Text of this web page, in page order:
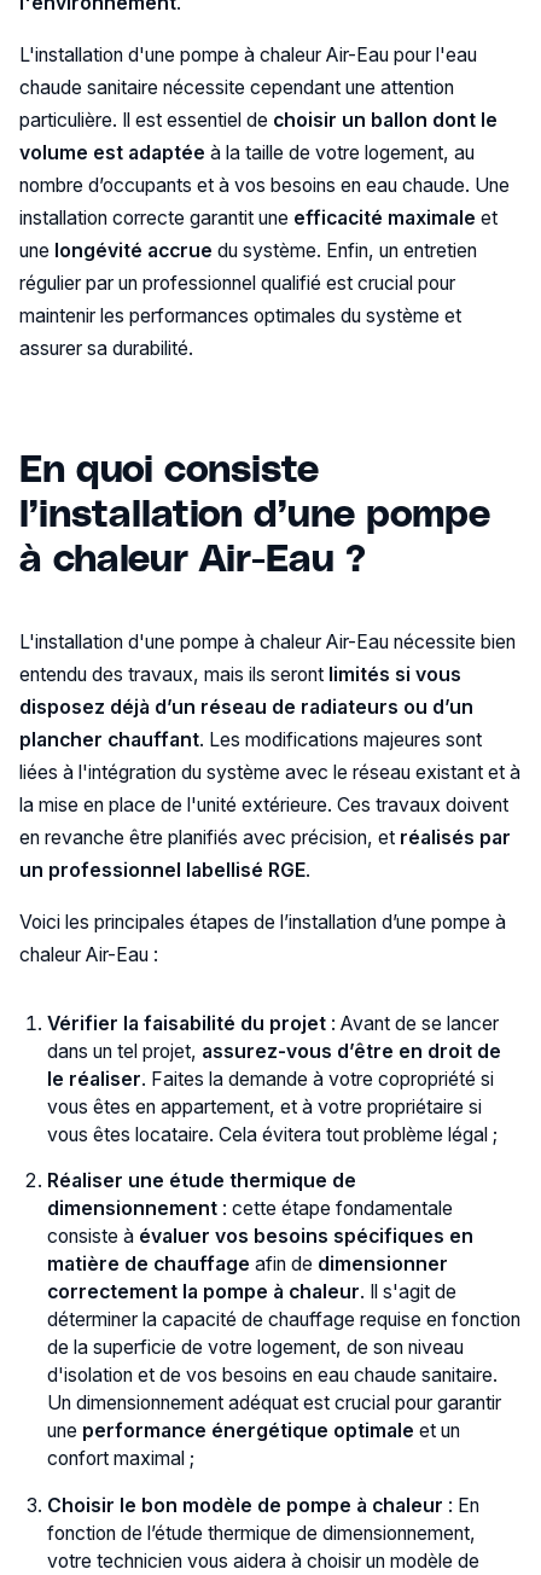
L'installation d'une pompe à chaleur Air-Eau pour l'eau
chaude sanitaire nécessite cependant une attention
particulière. Il est essentiel de choisir un ballon dont le
volume est adaptée à la taille de votre logement, au
nombre d’occupants et à vos besoins en eau chaude. Une
installation correcte garantit une efficacité maximale et
une longévité accrue du système. Enfin, un entretien
régulier par un professionnel qualifié est crucial pour
maintenir les performances optimales du système et
assurer sa durabilité.
En quoi consiste
l’installation d’une pompe
à chaleur Air-Eau ?
L'installation d'une pompe à chaleur Air-Eau nécessite bien
entendu des travaux, mais ils seront limités si vous
disposez déjà d’un réseau de radiateurs ou d’un
plancher chauffant. Les modifications majeures sont
liées à l'intégration du système avec le réseau existant et à
la mise en place de l'unité extérieure. Ces travaux doivent
en revanche être planifiés avec précision, et réalisés par
un professionnel labellisé RGE.
Voici les principales étapes de l’installation d’une pompe à
chaleur Air-Eau :
Vérifier la faisabilité du projet : Avant de se lancer
dans un tel projet, assurez-vous d’être en droit de
le réaliser. Faites la demande à votre copropriété si
vous êtes en appartement, et à votre propriétaire si
vous êtes locataire. Cela évitera tout problème légal ;
Réaliser une étude thermique de
dimensionnement : cette étape fondamentale
consiste à évaluer vos besoins spécifiques en
matière de chauffage afin de dimensionner
correctement la pompe à chaleur. Il s'agit de
déterminer la capacité de chauffage requise en fonction
de la superficie de votre logement, de son niveau
d'isolation et de vos besoins en eau chaude sanitaire.
Un dimensionnement adéquat est crucial pour garantir
une performance énergétique optimale et un
confort maximal ;
Choisir le bon modèle de pompe à chaleur : En
fonction de l’étude thermique de dimensionnement,
votre technicien vous aidera à choisir un modèle de